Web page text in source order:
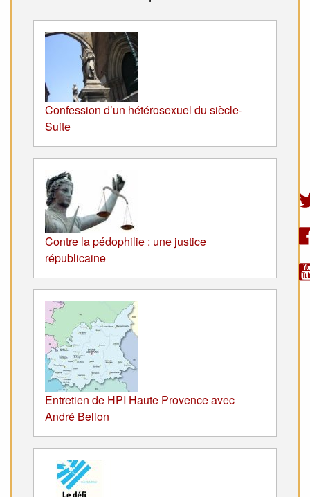
Confession d’un hétérosexuel du siècle-
Suite
Contre la pédophilie : une justice
républicaine
Entretien de HPI Haute Provence avec
André Bellon